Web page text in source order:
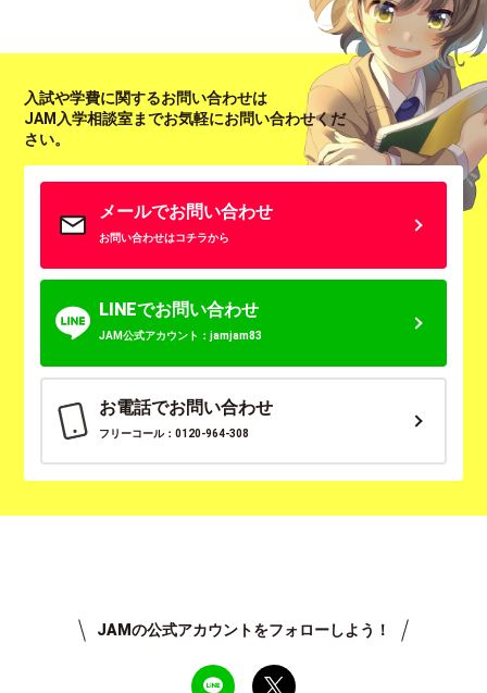
入試や学費に関するお問い合わせは
JAM入学相談室までお気軽にお問い合わせくだ
さい。
メールでお問い合わせ
お問い合わせはコチラから
LINEでお問い合わせ
JAM公式アカウント：jamjam83
お電話でお問い合わせ
フリーコール：0120-964-308
JAMの公式アカウントをフォローしよう！